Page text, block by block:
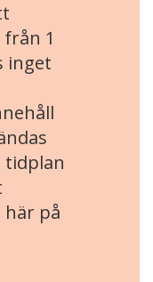
1
inget
tidplan
på